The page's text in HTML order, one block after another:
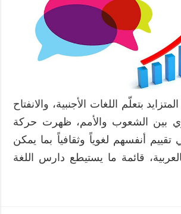
اللغوي
لدارسي
الناطقين
بتعلّم اللغات الأجنبية، والانفتاح
بين الشعوب والأمم، ظهرت حركة
أنفسهم لغوياً وثقافياً بما يمكن
قائمة ما يستيطع دارس اللغة